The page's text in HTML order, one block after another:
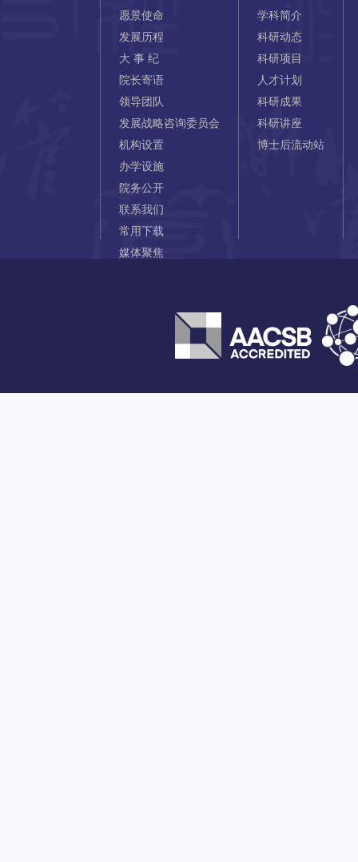
愿景使命
发展历程
大 事 纪
院长寄语
领导团队
发展战略咨询委员会
机构设置
办学设施
院务公开
联系我们
常用下载
媒体聚焦
学科简介
科研动态
科研项目
人才计划
科研成果
科研讲座
博士后流动站